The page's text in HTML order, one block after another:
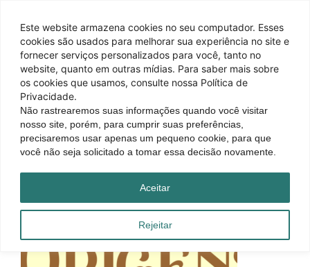
Este website armazena cookies no seu computador. Esses
cookies são usados ​​para melhorar sua experiência no site e
fornecer serviços personalizados para você, tanto no
website, quanto em outras mídias. Para saber mais sobre
os cookies que usamos, consulte nossa Política de
Privacidade.
Não rastrearemos suas informações quando você visitar
nosso site, porém, para cumprir suas preferências,
precisaremos usar apenas um pequeno cookie, para que
você não seja solicitado a tomar essa decisão novamente.
Rejeitar
Aceitar